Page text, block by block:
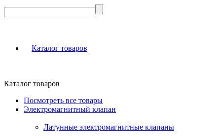
Каталог товаров
Каталог товаров
Посмотреть все товары
Электромагнитный клапан
Латунные электромагнитные клапаны